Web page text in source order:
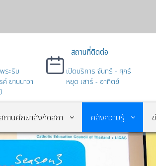
ระรับ
ยานนาวา
สถานที่ติดต่อ
เปิดบริการ จันทร์ - ศุกร์
หยุด เสาร์ - อาทิตย์
สถานศึกษาสังกัดสภา คลังความรู้